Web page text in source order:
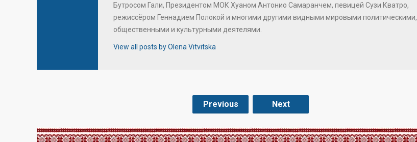
Бутросом Гали, Президентом МОК Хуаном Антонио Самаранчем, певицей Сузи Кватро,
режиссёром Геннадием Полокой и многими другими видными мировыми политическими,
общественными и культурными деятелями.
View all posts by Olena Vitvitska
Previous Next
.